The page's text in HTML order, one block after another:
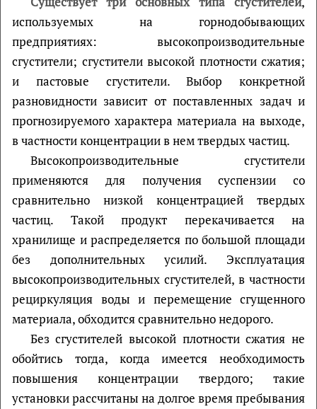
используемых на горнодобывающих
предприятиях: высокопроизводительные
сгустители; сгустители высокой плотности сжатия;
и пастовые сгустители. Выбор конкретной
разновидности зависит от поставленных задач и
прогнозируемого характера материала на выходе,
в частности концентрации в нем твердых частиц.
Высокопроизводительные сгустители
применяются для получения суспензии со
сравнительно низкой концентрацией твердых
частиц. Такой продукт перекачивается на
хранилище и распределяется по большой площади
без дополнительных усилий. Эксплуатация
высокопроизводительных сгустителей, в частности
рециркуляция воды и перемещение сгущенного
материала, обходится сравнительно недорого.
Без сгустителей высокой плотности сжатия не
обойтись тогда, когда имеется необходимость
повышения концентрации твердого; такие
установки рассчитаны на долгое время пребывания